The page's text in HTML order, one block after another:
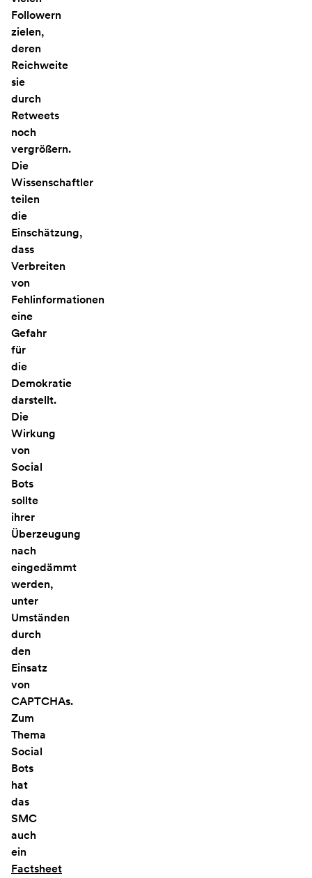
Followern
zielen,
deren
Reichweite
sie
durch
Retweets
noch
vergrößern.
Die
Wissenschaftler
teilen
die
Einschätzung,
dass
Verbreiten
von
Fehlinformationen
eine
Gefahr
für
die
Demokratie
darstellt.
Die
Wirkung
von
Social
Bots
sollte
ihrer
Überzeugung
nach
eingedämmt
werden,
unter
Umständen
durch
den
Einsatz
von
CAPTCHAs.
Zum
Thema
Social
Bots
hat
das
SMC
auch
ein
Factsheet